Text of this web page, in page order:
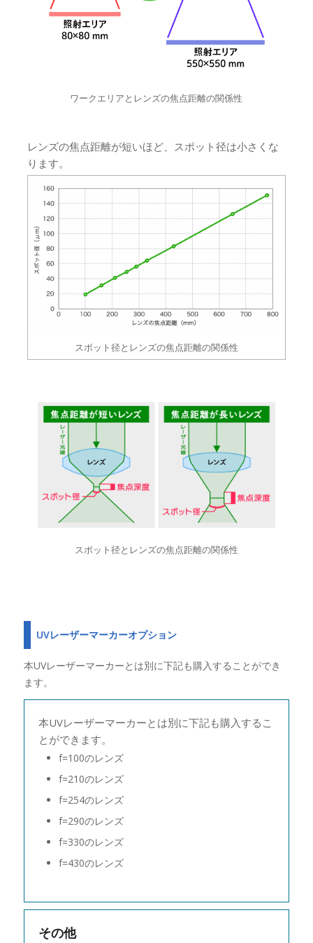
ワークエリアとレンズの焦点距離の関係性
レンズの焦点距離が短いほど、スポット径は小さくな
ります。
スポット径とレンズの焦点距離の関係性
スポット径とレンズの焦点距離の関係性
UVレーザーマーカーオプション
本UVレーザーマーカーとは別に下記も購入することができ
ます。
本UVレーザーマーカーとは別に下記も購入するこ
とができます。
f=100のレンズ
f=210のレンズ
f=254のレンズ
f=290のレンズ
f=330のレンズ
f=430のレンズ
その他